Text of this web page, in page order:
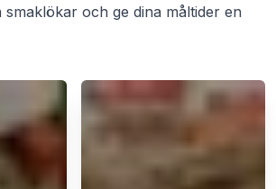
smaklökar och ge dina måltider en